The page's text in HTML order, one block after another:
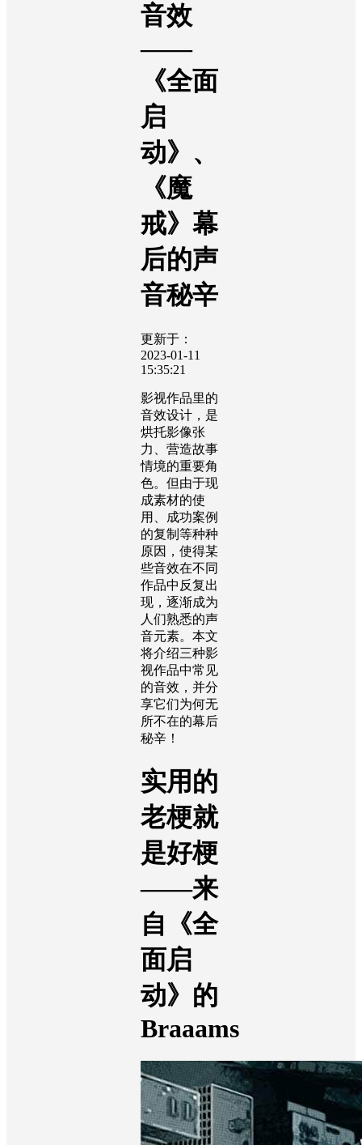
音效
——
《全面
启
动》、
《魔
戒》幕
后的声
音秘辛
更新于：
2023-01-11
15:35:21
影视作品里的
音效设计，是
烘托影像张
力、营造故事
情境的重要角
色。但由于现
成素材的使
用、成功案例
的复制等种种
原因，使得某
些音效在不同
作品中反复出
现，逐渐成为
人们熟悉的声
音元素。本文
将介绍三种影
视作品中常见
的音效，并分
享它们为何无
所不在的幕后
秘辛！
实用的
老梗就
是好梗
——来
自《全
面启
动》的
Braaams